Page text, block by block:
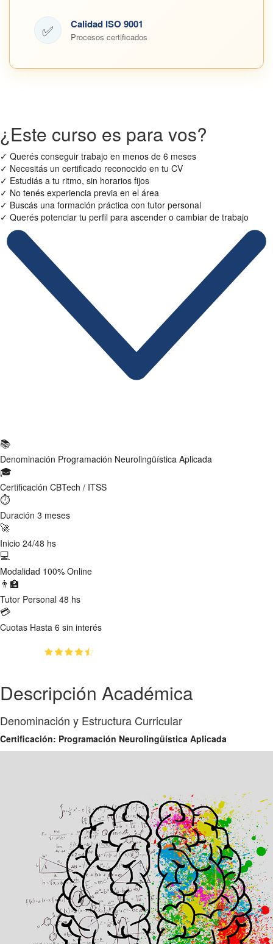
✅ Calidad ISO 9001
Procesos certificados
¿Este curso es para vos?
✓ Querés conseguir trabajo en menos de 6 meses
✓ Necesitás un certificado reconocido en tu CV
✓ Estudiás a tu ritmo, sin horarios fijos
✓ No tenés experiencia previa en el área
✓ Buscás una formación práctica con tutor personal
✓ Querés potenciar tu perfil para ascender o cambiar de trabajo
📚
Denominación Programación Neurolingüística Aplicada
🎓
Certificación CBTech / ITSS
⏱
Duración 3 meses
🚀
Inicio 24/48 hs
💻
Modalidad 100% Online
👨‍🏫
Tutor Personal 48 hs
💳
Cuotas Hasta 6 sin interés
Descripción Académica
Denominación y Estructura Curricular
Certificación: Programación Neurolingüística Aplicada